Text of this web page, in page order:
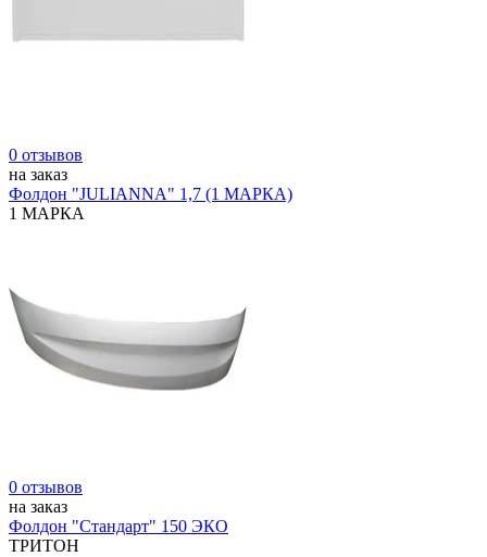
0 отзывов
на заказ
Фолдон "JULIANNA" 1,7 (1 МАРКА)
1 МАРКА
0 отзывов
на заказ
Фолдон "Стандарт" 150 ЭКО
ТРИТОН